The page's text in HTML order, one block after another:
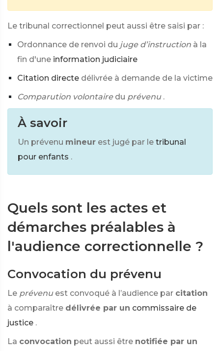
Le tribunal correctionnel peut aussi être saisi par :
Ordonnance de renvoi du juge d’instruction à la
fin d'une information judiciaire
Citation directe délivrée à demande de la victime
Comparution volontaire du prévenu .
À savoir
Un prévenu mineur est jugé par le tribunal
pour enfants .
Quels sont les actes et
démarches préalables à
l'audience correctionnelle ?
Convocation du prévenu
Le prévenu est convoqué à l’audience par citation
à comparaître délivrée par un commissaire de
justice .
La convocation peut aussi être notifiée par un